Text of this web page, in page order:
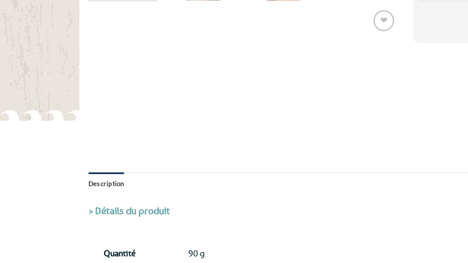
❤
Description
> Détails du produit
Quantité 90 g